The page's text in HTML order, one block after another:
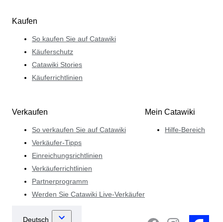
Kaufen
So kaufen Sie auf Catawiki
Käuferschutz
Catawiki Stories
Käuferrichtlinien
Verkaufen
So verkaufen Sie auf Catawiki
Verkäufer-Tipps
Einreichungsrichtlinien
Verkäuferrichtlinien
Partnerprogramm
Werden Sie Catawiki Live-Verkäufer
Mein Catawiki
Hilfe-Bereich